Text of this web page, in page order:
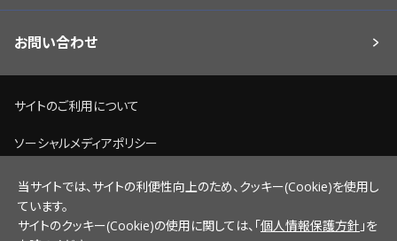
お問い合わせ
サイトのご利用について
ソーシャルメディアポリシー
個人情報保護方針
脆弱性情報開示ポリシー
当サイトでは、サイトの利便性向上のため、クッキー(Cookie)を使用し
ています。
サイトのクッキー(Cookie)の使用に関しては、「個人情報保護方針 」を